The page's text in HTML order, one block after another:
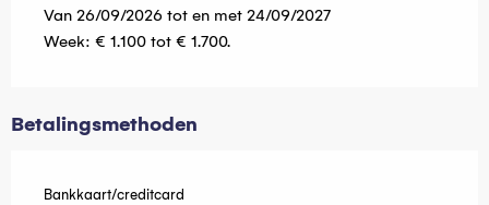
Van 26/09/2026 tot en met 24/09/2027
Week: € 1.100 tot € 1.700.
Betalingsmethoden
Bankkaart/creditcard